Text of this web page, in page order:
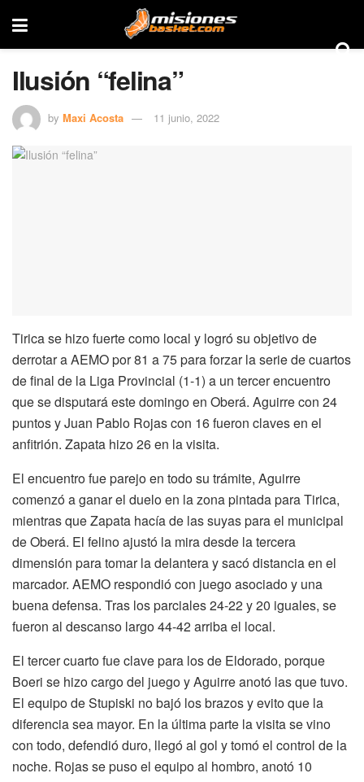
Ilusión “felina”
by Maxi Acosta 11 junio, 2022
Tirica se hizo fuerte como local y logró su objetivo de
derrotar a AEMO por 81 a 75 para forzar la serie de cuartos
de final de la Liga Provincial (1-1) a un tercer encuentro
que se disputará este domingo en Oberá. Aguirre con 24
puntos y Juan Pablo Rojas con 16 fueron claves en el
anfitrión. Zapata hizo 26 en la visita.
El encuentro fue parejo en todo su trámite, Aguirre
comenzó a ganar el duelo en la zona pintada para Tirica,
mientras que Zapata hacía de las suyas para el municipal
de Oberá. El felino ajustó la mira desde la tercera
dimensión para tomar la delantera y sacó distancia en el
marcador. AEMO respondió con juego asociado y una
buena defensa. Tras los parciales 24-22 y 20 iguales, se
fueron al descanso largo 44-42 arriba el local.
El tercer cuarto fue clave para los de Eldorado, porque
Boeri se hizo cargo del juego y Aguirre anotó las que tuvo.
El equipo de Stupiski no bajó los brazos y evito que la
diferencia sea mayor. En la última parte la visita se vino
con todo, defendió duro, llegó al gol y tomó el control de la
noche. Rojas se puso el equipo al hombro, anotó 10